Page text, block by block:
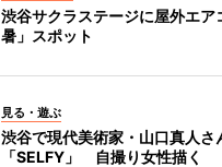
渋谷サクラステージに屋外エア
暑」スポット
見る・遊ぶ
渋谷で現代美術家・山口真人さ
「SELFY」 自撮り女性描く